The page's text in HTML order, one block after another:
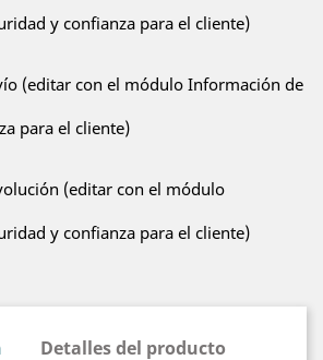
y confianza para el cliente)
(editar con el módulo Información de
para el cliente)
(editar con el módulo
y confianza para el cliente)
Detalles del producto